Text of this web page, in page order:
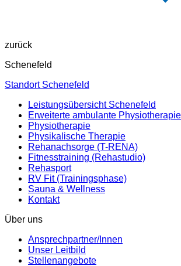
zurück
Schenefeld
Standort Schenefeld
Leistungsübersicht Schenefeld
Erweiterte ambulante
Physiotherapie
Physikalische Therapie
Rehanachsorge (T-RENA)
Fitnesstraining (Rehastudio)
Rehasport
RV Fit (Trainingsphase)
Sauna & Wellness
Kontakt
Über uns
Ansprechpartner/Innen
Unser Leitbild
Stellenangebote